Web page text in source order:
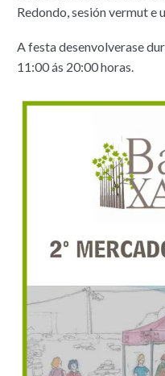
Redondo, sesión vermut e
A festa desenvolverase
11:00 ás 20:00 horas.